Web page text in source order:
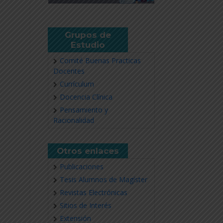
Grupos de
Estudio
Comité Buenas Practicas
Docentes
Currículum
Docencia Clínica
Pensamiento y
Racionalidad
Otros enlaces
Publicaciones
Tesis Alumnos de Magíster
Revistas Electrónicas
Sitios de Interés
Extensión